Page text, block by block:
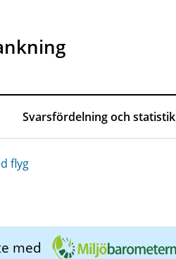
Svarsfördelning och statistik
flyg
med